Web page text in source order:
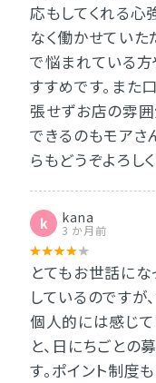
応もしてくれる心
なく働かせていた
で悩まれている
すすめです。また
張せずお店の雰
できるのもモアさ
らもどうぞよろし
k kana
3 か月前
とてもお世話に
しているのですが
個人的には感じて
と、日にちごと
す。ポイント制度